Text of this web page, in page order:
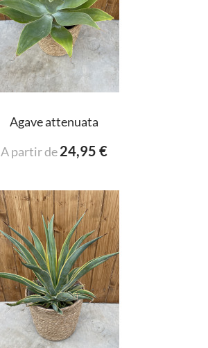
Agave attenuata
A partir de24,95 €